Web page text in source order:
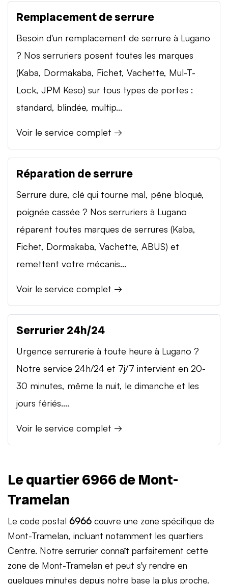
Remplacement de serrure
Besoin d'un remplacement de serrure à Lugano
? Nos serruriers posent toutes les marques
(Kaba, Dormakaba, Fichet, Vachette, Mul-T-
Lock, JPM Keso) sur tous types de portes :
standard, blindée, multip...
Voir le service complet →
Réparation de serrure
Serrure dure, clé qui tourne mal, pêne bloqué,
poignée cassée ? Nos serruriers à Lugano
réparent toutes marques de serrures (Kaba,
Fichet, Dormakaba, Vachette, ABUS) et
remettent votre mécanis...
Voir le service complet →
Serrurier 24h/24
Urgence serrurerie à toute heure à Lugano ?
Notre service 24h/24 et 7j/7 intervient en 20-
30 minutes, même la nuit, le dimanche et les
jours fériés....
Voir le service complet →
Le quartier 6966 de Mont-
Tramelan
Le code postal 6966 couvre une zone spécifique de
Mont-Tramelan, incluant notamment les quartiers
Centre. Notre serrurier connaît parfaitement cette
zone de Mont-Tramelan et peut s'y rendre en
quelques minutes depuis notre base la plus proche.